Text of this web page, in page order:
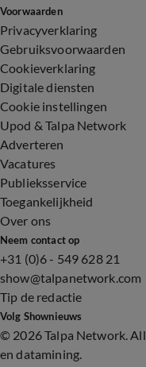
Voorwaarden
Privacyverklaring
Gebruiksvoorwaarden
Cookieverklaring
Digitale diensten
Cookie instellingen
Upod & Talpa Network
Adverteren
Vacatures
Publieksservice
Toegankelijkheid
Over ons
Neem contact op
+31 (0)6 - 549 628 21
show@talpanetwork.com
Tip de redactie
Volg Shownieuws
© 2026 Talpa Network.
en datamining.